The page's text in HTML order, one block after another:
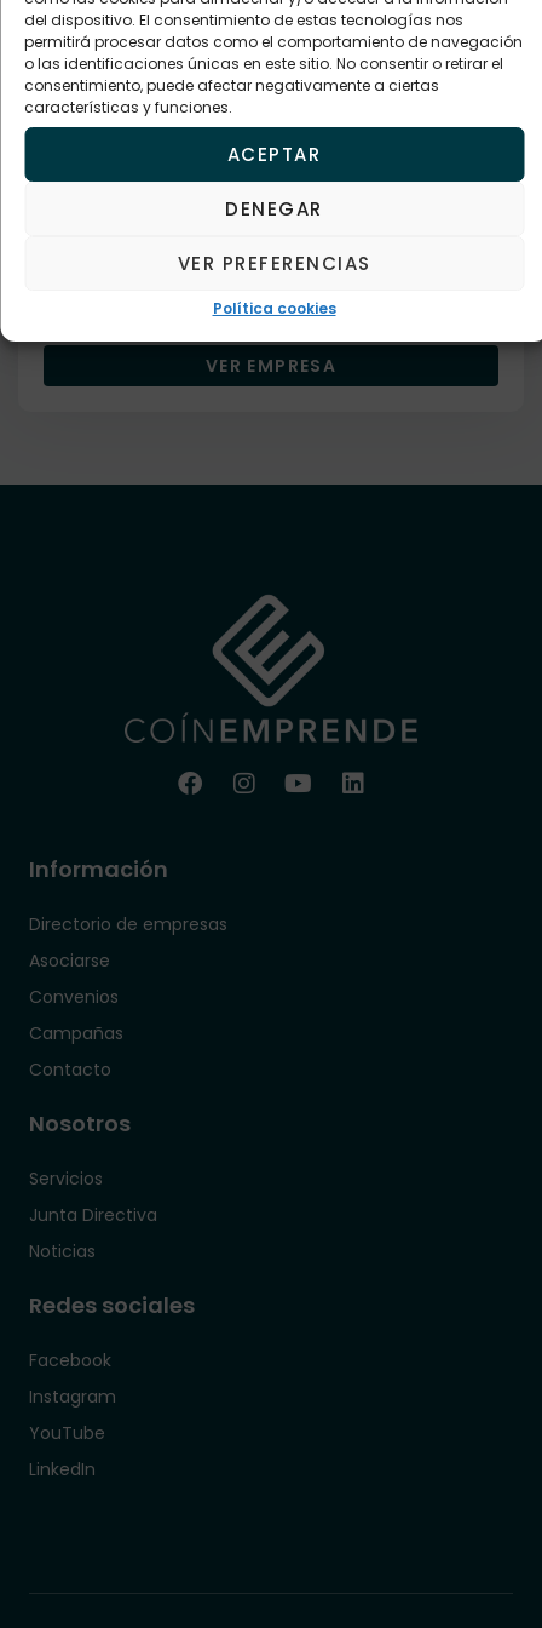
del dispositivo. El consentimiento de estas tecnologías nos
permitirá procesar datos como el comportamiento de navegación
o las identificaciones únicas en este sitio. No consentir o retirar el
consentimiento, puede afectar negativamente a ciertas
características y funciones.
ACEPTAR
DENEGAR
VER PREFERENCIAS
Política cookies
VER EMPRESA
Empresa verificada
Información
Directorio de empresas
Asociarse
Convenios
Campañas
Contacto
Nosotros
Servicios
Junta Directiva
Noticias
Redes sociales
Facebook
Instagram
YouTube
LinkedIn